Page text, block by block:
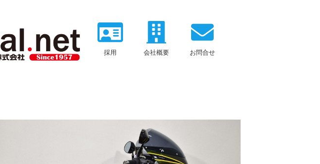
採用 会社概要 お問合せ